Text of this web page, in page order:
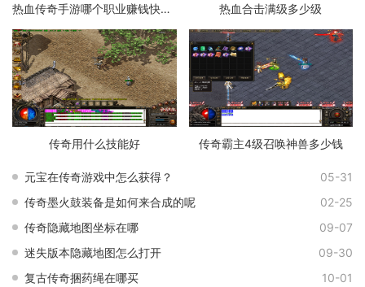
热血传奇手游哪个职业赚钱快一点 热血合击满级多少级
传奇用什么技能好 传奇霸主4级召唤神兽多少钱
元宝在传奇游戏中怎么获得？
05-31
传奇墨火鼓装备是如何来合成的呢
02-25
传奇隐藏地图坐标在哪
09-07
迷失版本隐藏地图怎么打开
09-30
复古传奇捆药绳在哪买
10-01